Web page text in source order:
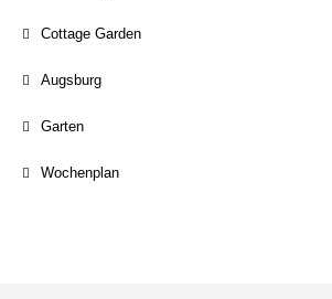
Cottage Garden
Augsburg
Garten
Wochenplan